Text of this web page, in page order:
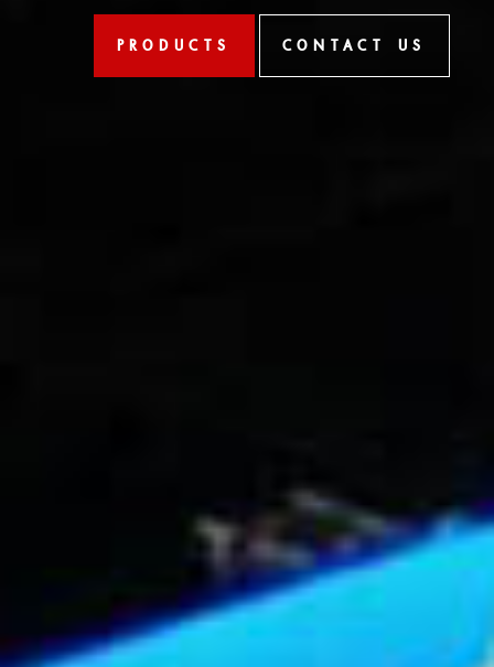
PRODUCTS CONTACT US